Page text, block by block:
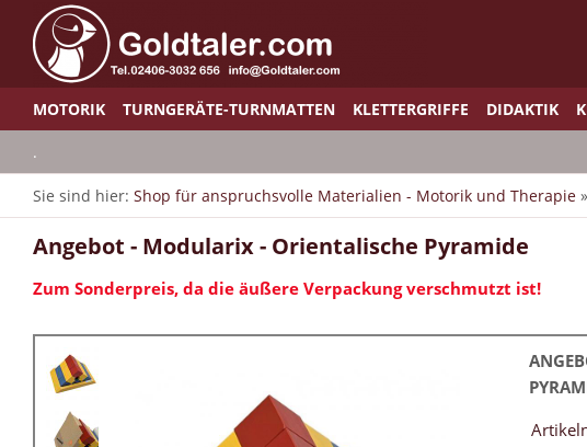
MOTORIK TURNGERÄTE-TURNMATTEN KLETTERGRIFFE DIDAKTIK
.
Sie sind hier: Shop für anspruchsvolle Materialien - Motorik und Therapie »
Angebot - Modularix - Orientalische Pyramide
Zum Sonderpreis, da die äußere Verpackung verschmutzt ist!